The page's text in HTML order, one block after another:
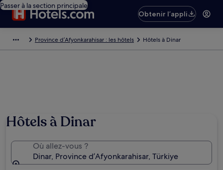
Passer à la section principale
Obtenir l’appli
Province d’Afyonkarahisar : les hôtels Hôtels à Dinar
Hôtels à Dinar
Où allez-vous ?
Dinar, Province d’Afyonkarahisar, Türkiye